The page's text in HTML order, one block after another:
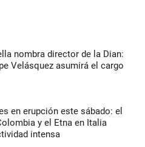
nombra director de la Dian:
Velásquez asumirá el cargo
en erupción este sábado: el
y el Etna en Italia
intensa